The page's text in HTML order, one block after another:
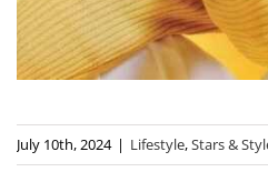
July 10th, 2024 | Lifestyle,Stars &